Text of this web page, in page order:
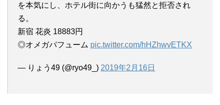
を本気にし、ホテル街に向かうも猛然と拒否され
る。
新宿 花炎 18883円
◎オメガパフューム pic.twitter.com/hHZhwvETKX
— りょう49 (@ryo49_) 2019年2月16日